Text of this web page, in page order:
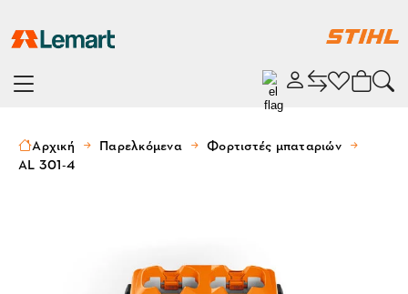
Αρχική Παρελκόμενα
Φορτιστές μπαταριών
AL 301-4